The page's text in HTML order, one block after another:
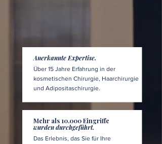
Anerkannte Expertise.
Über 15 Jahre Erfahrung in der
kosmetischen Chirurgie, Haarchirurgie
und Adipositaschirurgie.
Mehr als 10.000 Eingriffe
wurden durchgeführt.
Das Erlebnis, das Sie für Ihre